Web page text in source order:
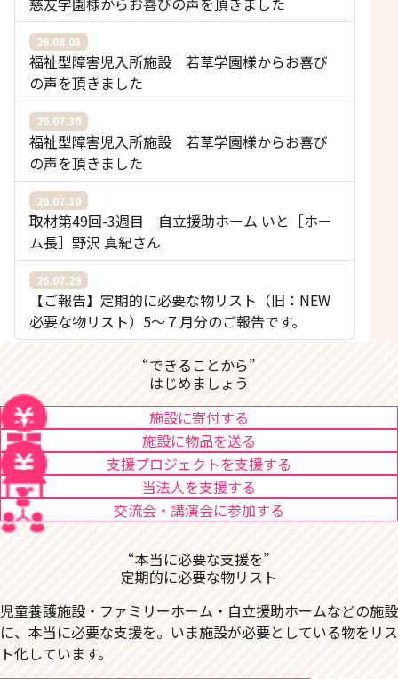
26.08.03
福祉型障害児入所施設 若草学園様からお喜び
の声を頂きました
26.07.30
福祉型障害児入所施設 若草学園様からお喜び
の声を頂きました
26.07.30
取材第49回-3週目 自立援助ホーム いと［ホー
ム長］野沢 真紀さん
26.07.29
【ご報告】定期的に必要な物リスト（旧：NEW
必要な物リスト）5〜７月分のご報告です。
“できることから”
はじめましょう
施設に寄付する
施設に物品を送る
支援プロジェクトを支援する
当法人を支援する
交流会・講演会に参加する
“本当に必要な支援を”
定期的に必要な物リスト
児童養護施設・ファミリーホーム・自立援助ホームなどの施設
に、本当に必要な支援を。いま施設が必要としている物をリス
ト化しています。